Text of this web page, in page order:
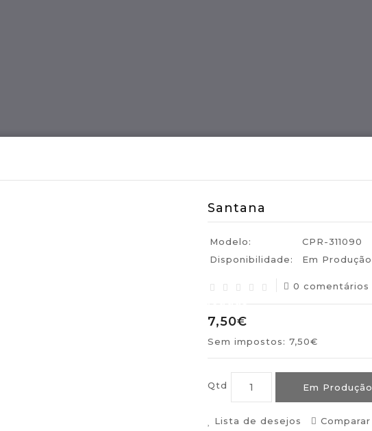
Tradicionais Portuguesas Certificadas
Santana
Modelo:
CPR-311090
Disponibilidade:
Em Produção
0 comentários
7,50€
Sem impostos: 7,50€
Qtd Em Produção
Lista de desejos Comparar